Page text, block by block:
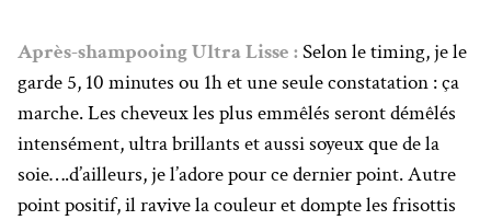
Après-shampooing Ultra Lisse : Selon le timing, je le
garde 5, 10 minutes ou 1h et une seule constatation : ça
marche. Les cheveux les plus emmêlés seront démêlés
intensément, ultra brillants et aussi soyeux que de la
soie….d’ailleurs, je l’adore pour ce dernier point. Autre
point positif, il ravive la couleur et dompte les frisottis